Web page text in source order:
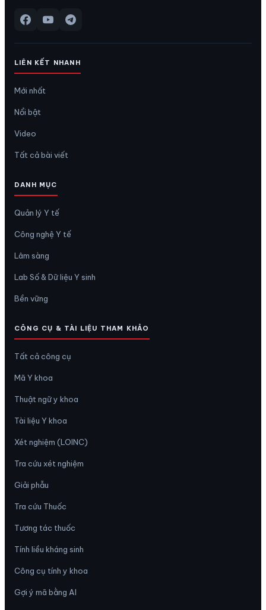
LIÊN KẾT NHANH
Mới nhất
Nổi bật
Video
Tất cả bài viết
DANH MỤC
Quản lý Y tế
Công nghệ Y tế
Lâm sàng
Lab Số & Dữ liệu Y sinh
Bền vững
CÔNG CỤ & TÀI LIỆU THAM KHẢO
Tất cả công cụ
Mã Y khoa
Thuật ngữ y khoa
Tài liệu Y khoa
Xét nghiệm (LOINC)
Tra cứu xét nghiệm
Giải phẫu
Tra cứu Thuốc
Tương tác thuốc
Tính liều kháng sinh
Công cụ tính y khoa
Gợi ý mã bằng AI